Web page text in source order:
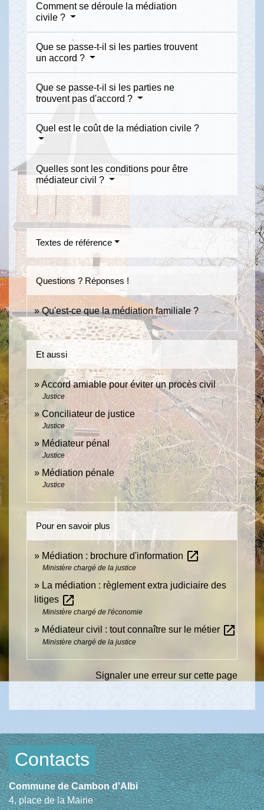
Comment se déroule la médiation
civile ?
Que se passe-t-il si les parties trouvent
un accord ?
Que se passe-t-il si les parties ne
trouvent pas d'accord ?
Quel est le coût de la médiation civile ?
Quelles sont les conditions pour être
médiateur civil ?
Textes de référence
Questions ? Réponses !
Qu'est-ce que la médiation familiale ?
Et aussi
Accord amiable pour éviter un procès civil
Justice
Conciliateur de justice
Justice
Médiateur pénal
Justice
Médiation pénale
Justice
Pour en savoir plus
Médiation : brochure d'information open_in_new
Ministère chargé de la justice
La médiation : règlement extra judiciaire des
litiges open_in_new
Ministère chargé de l'économie
Médiateur civil : tout connaître sur le métier open_in_new
Ministère chargé de la justice
Signaler une erreur sur cette page
Contacts
Commune de Cambon d'Albi
4, place de la Mairie